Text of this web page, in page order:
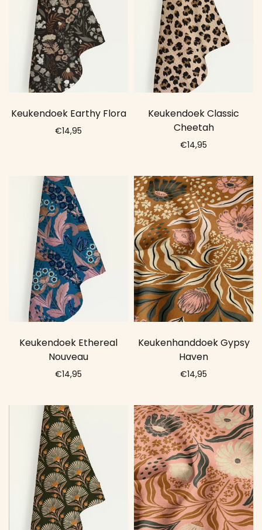
Keukendoek Earthy Flora
€14,95
Keukendoek Classic
Cheetah
€14,95
Keukendoek Ethereal
Nouveau
€14,95
Keukenhanddoek Gypsy
Haven
€14,95